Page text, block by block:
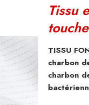
Tissu
TISSU
charbon
charbon